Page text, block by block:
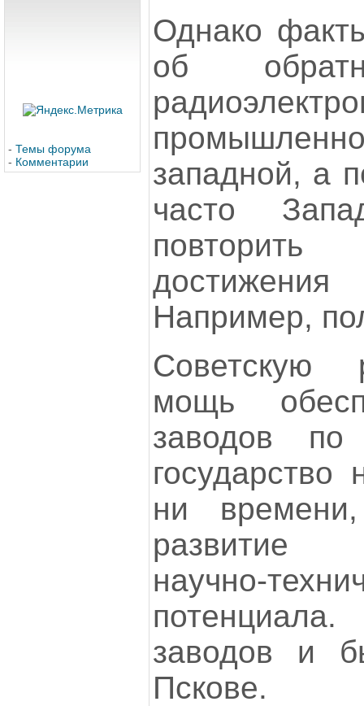
- Темы форума
- Комментарии
Однако
об
западной, а
часто
Например,
Советскую
мощь
заводов
ни
развитие
научно-
заводов и
Пскове.